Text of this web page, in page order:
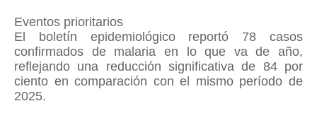
Eventos prioritarios
El boletín epidemiológico reportó 78 casos
confirmados de malaria en lo que va de año,
reflejando una reducción significativa de 84 por
ciento en comparación con el mismo período de
2025.